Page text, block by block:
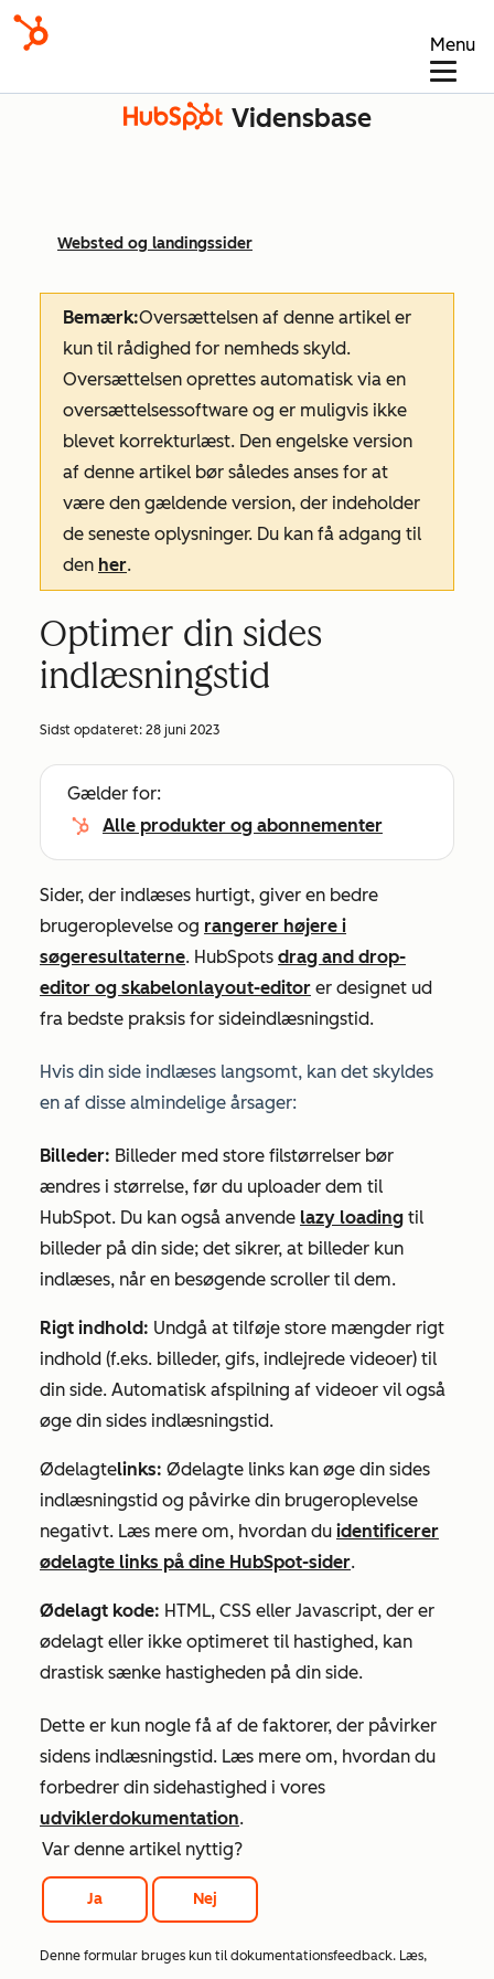
Menu
Vidensbase
Websted og landingssider
Bemærk:Oversættelsen af denne artikel er
kun til rådighed for nemheds skyld.
Oversættelsen oprettes automatisk via en
oversættelsessoftware og er muligvis ikke
blevet korrekturlæst. Den engelske version
af denne artikel bør således anses for at
være den gældende version, der indeholder
de seneste oplysninger. Du kan få adgang til
den her.
Optimer din sides
indlæsningstid
Sidst opdateret: 28 juni 2023
Gælder for:
Alle produkter og abonnementer
Sider, der indlæses hurtigt, giver en bedre
brugeroplevelse og rangerer højere i
søgeresultaterne. HubSpots drag and drop-
editor og skabelonlayout-editor er designet ud
fra bedste praksis for sideindlæsningstid.
Hvis din side indlæses langsomt, kan det skyldes
en af disse almindelige årsager:
Billeder: Billeder med store filstørrelser bør
ændres i størrelse, før du uploader dem til
HubSpot. Du kan også anvende lazy loading til
billeder på din side; det sikrer, at billeder kun
indlæses, når en besøgende scroller til dem.
Rigt indhold: Undgå at tilføje store mængder rigt
indhold (f.eks. billeder, gifs, indlejrede videoer) til
din side. Automatisk afspilning af videoer vil også
øge din sides indlæsningstid.
Ødelagtelinks: Ødelagte links kan øge din sides
indlæsningstid og påvirke din brugeroplevelse
negativt. Læs mere om, hvordan du identificerer
ødelagte links på dine HubSpot-sider.
Ødelagt kode: HTML, CSS eller Javascript, der er
ødelagt eller ikke optimeret til hastighed, kan
drastisk sænke hastigheden på din side.
Dette er kun nogle få af de faktorer, der påvirker
sidens indlæsningstid. Læs mere om, hvordan du
forbedrer din sidehastighed i vores
udviklerdokumentation.
Var denne artikel nyttig?
Ja Nej
Denne formular bruges kun til dokumentationsfeedback. Læs,